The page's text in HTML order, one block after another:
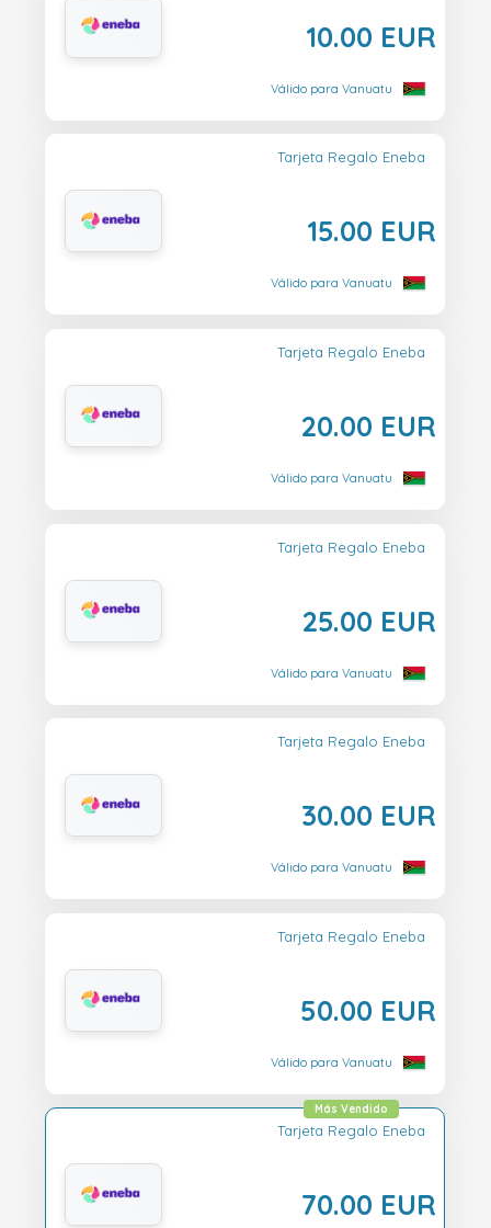
10.00 EUR
Válido para Vanuatu
Tarjeta Regalo Eneba
15.00 EUR
Válido para Vanuatu
Tarjeta Regalo Eneba
20.00 EUR
Válido para Vanuatu
Tarjeta Regalo Eneba
25.00 EUR
Válido para Vanuatu
Tarjeta Regalo Eneba
30.00 EUR
Válido para Vanuatu
Tarjeta Regalo Eneba
50.00 EUR
Válido para Vanuatu
Tarjeta Regalo Eneba
70.00 EUR
Más Vendido